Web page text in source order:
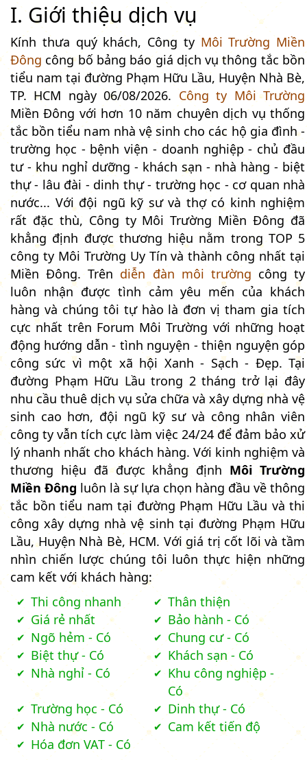
I. Giới thiệu dịch vụ
Kính thưa quý khách, Công ty Môi Trường Miền
Đông công bố bảng báo giá dịch vụ thông tắc bồn
tiểu nam tại đường Phạm Hữu Lầu, Huyện Nhà Bè,
TP. HCM ngày 06/08/2026. Công ty Môi Trường
Miền Đông với hơn 10 năm chuyên dịch vụ thống
tắc bồn tiểu nam nhà vệ sinh cho các hộ gia đình -
trường học - bệnh viện - doanh nghiệp - chủ đầu
tư - khu nghỉ dưỡng - khách sạn - nhà hàng - biệt
thự - lâu đài - dinh thự - trường học - cơ quan nhà
nước... Với đội ngũ kỹ sư và thợ có kinh nghiệm
rất đặc thù, Công ty Môi Trường Miền Đông đã
khẳng định được thương hiệu nằm trong TOP 5
công ty Môi Trường Uy Tín và thành công nhất tại
Miền Đông. Trên diễn đàn môi trường công ty
luôn nhận được tình cảm yêu mến của khách
hàng và chúng tôi tự hào là đơn vị tham gia tích
cực nhất trên Forum Môi Trường với những hoạt
động hướng dẫn - tình nguyện - thiện nguyện góp
công sức vì một xã hội Xanh - Sạch - Đẹp. Tại
đường Phạm Hữu Lầu trong 2 tháng trở lại đây
nhu cầu thuê dịch vụ sửa chữa và xây dựng nhà vệ
sinh cao hơn, đội ngũ kỹ sư và công nhân viên
công ty vẫn tích cực làm việc 24/24 để đảm bảo xử
lý nhanh nhất cho khách hàng. Với kinh nghiệm và
thương hiệu đã được khẳng định Môi Trường
Miền Đông luôn là sự lựa chọn hàng đầu về thông
tắc bồn tiểu nam tại đường Phạm Hữu Lầu và thi
công xây dựng nhà vệ sinh tại đường Phạm Hữu
Lầu, Huyện Nhà Bè, HCM. Với giá trị cốt lõi và tầm
nhìn chiến lược chúng tôi luôn thực hiện những
cam kết với khách hàng:
Thi công nhanh
Thân thiện
Giá rẻ nhất
Bảo hành - Có
Ngõ hẻm - Có
Chung cư - Có
Biệt thự - Có
Khách sạn - Có
Nhà nghỉ - Có
Khu công nghiệp -
Có
Trường học - Có
Dinh thự - Có
Nhà nước - Có
Cam kết tiến độ
Hóa đơn VAT - Có